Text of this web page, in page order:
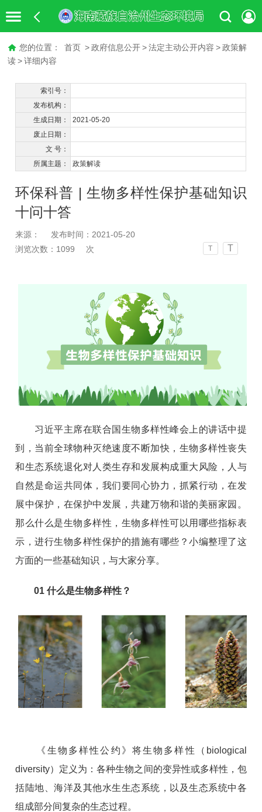
您的位置： 首页 > 政府信息公开 > 法定主动公开内容 > 政策解
读 > 详细内容
索引号：
发布机构：
生成日期：
2021-05-20
废止日期：
文 号：
所属主题：
政策解读
环保科普 | 生物多样性保护基础知识
十问十答
来源：
发布时间：2021-05-20
浏览次数： 1099 次 T T
习近平主席在联合国生物多样性峰会上的讲话中提
到，当前全球物种灭绝速度不断加快，生物多样性丧失
和生态系统退化对人类生存和发展构成重大风险，人与
自然是命运共同体，我们要同心协力，抓紧行动，在发
展中保护，在保护中发展，共建万物和谐的美丽家园。
那么什么是生物多样性，生物多样性可以用哪些指标表
示，进行生物多样性保护的措施有哪些？小编整理了这
方面的一些基础知识，与大家分享。
01 什么是生物多样性？
《生物多样性公约》将生物多样性（biological
diversity）定义为：各种生物之间的变异性或多样性，包
括陆地、海洋及其他水生生态系统，以及生态系统中各
组成部分间复杂的生态过程。